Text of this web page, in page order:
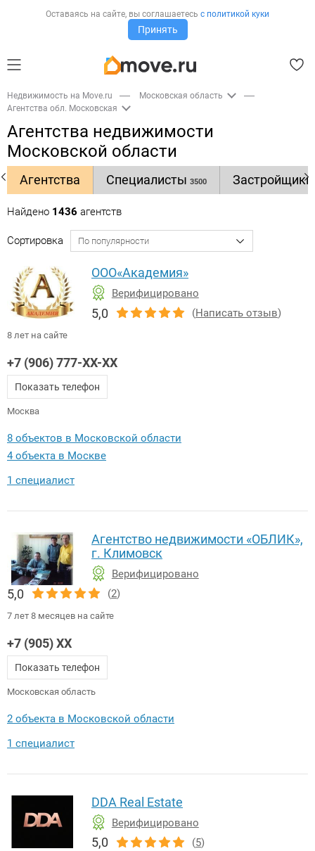
Оставаясь на сайте, вы соглашаетесь с политикой куки
Принять
Недвижимость на Move.ru
Московская область
Агентства обл. Московская
Агентства недвижимости
Московской области
Агентства Специалисты 3500 Застройщики
Найдено 1436 агентств
Сортировка
ООО«Академия»
Верифицировано
5,0 (Написать отзыв)
8 лет на сайте
+7 (906) 777-XX-XX
Показать телефон
Москва
8 объектов в Московской области
4 объекта в Москве
1 специалист
Агентство недвижимости «ОБЛИК»,
г. Климовск
Верифицировано
5,0 (2)
7 лет 8 месяцев на сайте
+7 (905) XX
Показать телефон
Московская область
2 объекта в Московской области
1 специалист
DDA Real Estate
Верифицировано
5,0 (5)